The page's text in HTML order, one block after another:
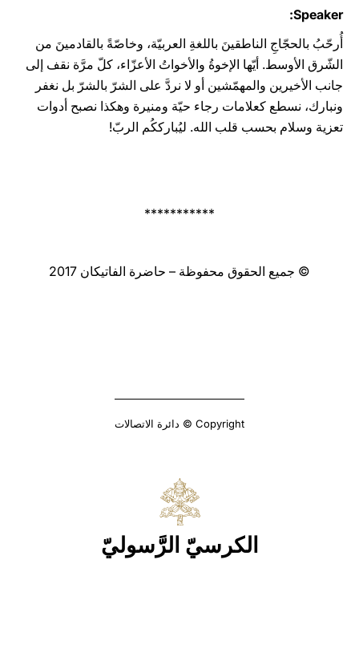
Speaker:
أُرحّبُ بالحجّاجِ الناطقينَ باللغةِ العربيّة، وخاصّةً بالقادمينَ من
الشّرق الأوسط. أيّها الإخوةُ والأخواتُ الأعزّاء، كلّ مرَّة نقف إلى
جانب الأخيرين والمهمّشين أو لا نردَّ على الشرّ بالشرّ بل نغفر
ونبارك، نسطع كعلامات رجاء حيّة ومنيرة وهكذا نصبح أدوات
تعزية وسلام بحسب قلب الله. ليُبارككُم الربّ!
***********
© جميع الحقوق محفوظة – حاضرة الفاتيكان 2017
Copyright © دائرة الاتصالات
الكرسيّ الرَّسوليّ